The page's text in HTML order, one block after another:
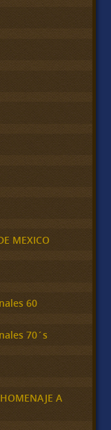
MEXICO
60
70´s
A